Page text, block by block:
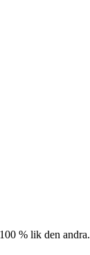
% lik den andra.